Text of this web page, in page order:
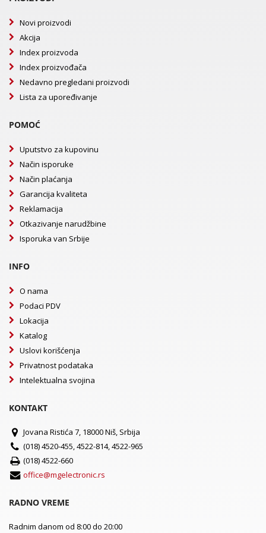
Novi proizvodi
Akcija
Index proizvoda
Index proizvođača
Nedavno pregledani proizvodi
Lista za upoređivanje
POMOĆ
Uputstvo za kupovinu
Način isporuke
Način plaćanja
Garancija kvaliteta
Reklamacija
Otkazivanje narudžbine
Isporuka van Srbije
INFO
O nama
Podaci PDV
Lokacija
Katalog
Uslovi korišćenja
Privatnost podataka
Intelektualna svojina
KONTAKT
Jovana Ristića 7, 18000 Niš, Srbija
(018) 4520-455, 4522-814, 4522-965
(018) 4522-660
office@mgelectronic.rs
RADNO VREME
Radnim danom od 8:00 do 20:00